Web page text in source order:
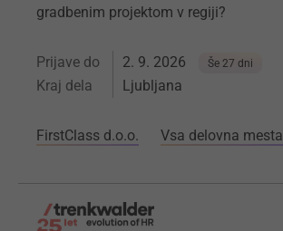
gradbenim projektom v regiji?
Prijave do 2. 9. 2026 Še 27 dni
Kraj dela Ljubljana
FirstClass d.o.o. Vsa delovna mesta